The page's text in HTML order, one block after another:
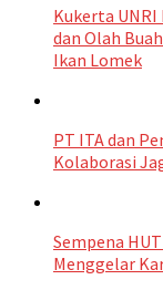
Kukerta
dan Olah
Ikan Lomek
PT ITA dan
Kolaborasi
Sempena
Menggelar